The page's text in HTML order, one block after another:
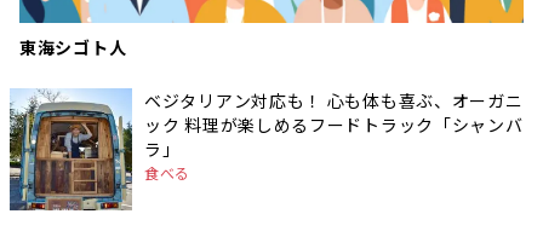
東海シゴト人
ベジタリアン対応も！ 心も体も喜ぶ、オーガニ
ック 料理が楽しめるフードトラック「シャンバ
ラ」
食べる